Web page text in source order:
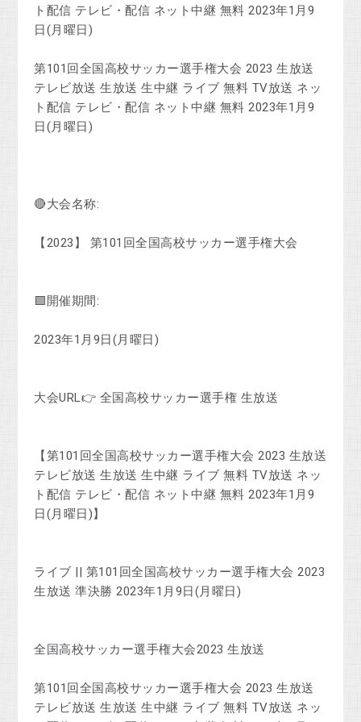
ト配信 テレビ・配信 ネット中継 無料 2023年1月9
日(月曜日)
第101回全国高校サッカー選手権大会 2023 生放送
テレビ放送 生放送 生中継 ライブ 無料 TV放送 ネッ
ト配信 テレビ・配信 ネット中継 無料 2023年1月9
日(月曜日)
🔴大会名称:
【2023】 第101回全国高校サッカー選手権大会
🟩開催期間:
2023年1月9日(月曜日)
大会URL👉 全国高校サッカー選手権 生放送
【第101回全国高校サッカー選手権大会 2023 生放送
テレビ放送 生放送 生中継 ライブ 無料 TV放送 ネッ
ト配信 テレビ・配信 ネット中継 無料 2023年1月9
日(月曜日)】
ライブ || 第101回全国高校サッカー選手権大会 2023
生放送 準決勝 2023年1月9日(月曜日)
全国高校サッカー選手権大会2023 生放送
第101回全国高校サッカー選手権大会 2023 生放送
テレビ放送 生放送 生中継 ライブ 無料 TV放送 ネッ